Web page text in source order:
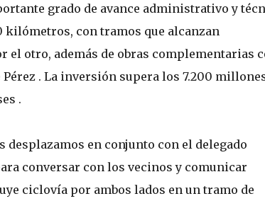
grado de avance administrativo y
kilómetros, con tramos que alcanzan
el otro, además de obras complementarias
. La inversión supera los 7.200
.
desplazamos en conjunto con el delegado
conversar con los vecinos y comunicar
ciclovía por ambos lados en un tramo de